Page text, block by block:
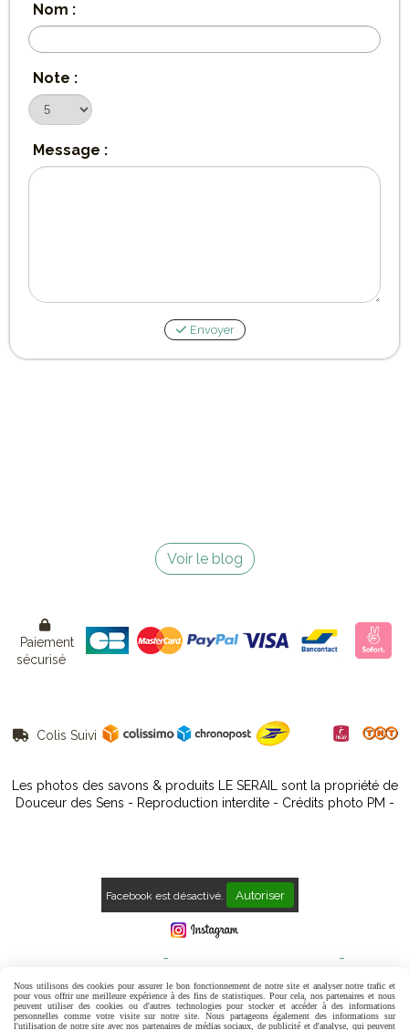
Nom :
Note :
Message :
Envoyer
Voir le blog

Paiement
sécurisé
 Colis Suivi
Les photos des savons & produits LE SERAIL sont la propriété de
Douceur des Sens - Reproduction interdite - Crédits photo PM -
Facebook est désactivé. Autoriser
Politique de confidentialité Gestion cookies Mon Compte
Contact Avis Clients
Nous utilisons des cookies pour assurer le bon fonctionnement de notre site et analyser notre trafic et
pour vous offrir une meilleure expérience à des fins de statistiques. Pour cela, nos partenaires et nous
peuvent utiliser des cookies ou d'autres technologies pour stocker et accéder à des informations
personnelles comme votre visite sur notre site. Nous partageons également des informations sur
l'utilisation de notre site avec nos partenaires de médias sociaux, de publicité et d'analyse, qui peuvent